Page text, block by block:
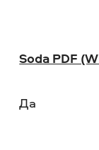
Soda PDF
Да